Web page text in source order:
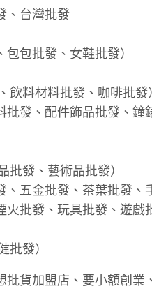
、台灣批發
包批發、女鞋批發）
料材料批發、咖啡批發）
發、配件飾品批發、鐘
發、藝術品批發）
五金批發、茶葉批發、
批發、玩具批發、遊戲
發）
貨加盟店、要小額創業